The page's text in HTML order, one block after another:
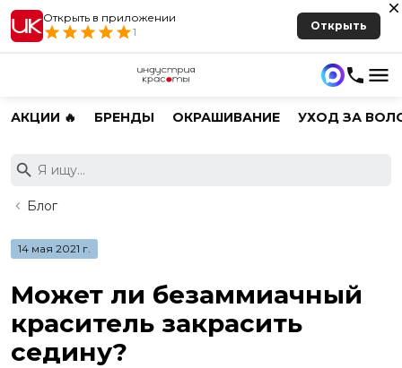
Открыть в приложении
1
Открыть
АКЦИИ 🔥 БРЕНДЫ ОКРАШИВАНИЕ УХОД ЗА
Блог
14 мая 2021 г.
Может ли безаммиачный
краситель закрасить
седину?